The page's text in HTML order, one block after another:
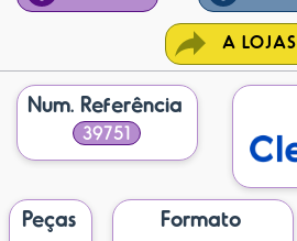
A LOJAS
Num. Referência
39751
Peças Formato